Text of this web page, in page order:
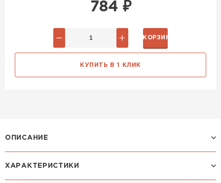
784 ₽
В КОРЗИНУ
КУПИТЬ В 1 КЛИК
ОПИСАНИЕ
Профиль МОНТЕРРОСА:
ХАРАКТЕРИСТИКИ